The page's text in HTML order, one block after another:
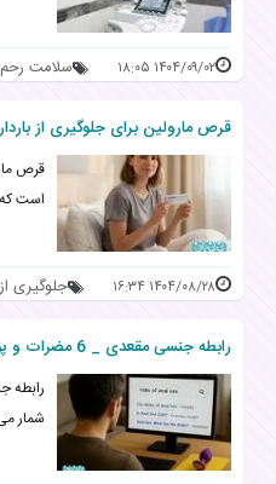
۱۴۰۴/۰۹/۰۲ ۱۸:۰۵ سلامت رحم
قرص مارولین برای جلوگیری از بارداری _ 8 عوارض و
قرص
است که
۱۴۰۴/۰۸/۲۸ ۱۶:۳۴ جلوگیری
رابطه جنسی مقعدی _ 6 مضرات و پوزیشن های رابطه از پشت
رابطه
شمار